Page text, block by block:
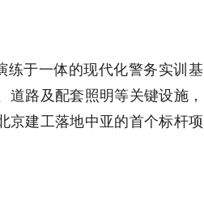
练于一体的现代化警务实训基
路及配套照明等关键设施，
京建工落地中亚的首个标杆项